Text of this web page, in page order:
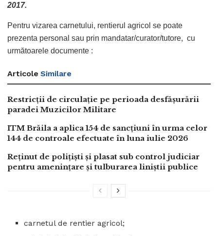
2017.
Pentru vizarea carnetului, rentierul agricol se poate
prezenta personal sau prin mandatar/curator/tutore, cu
următoarele documente :
Articole Similare
Restricții de circulație pe perioada desfășurării
paradei Muzicilor Militare
ITM Brăila a aplica 154 de sancțiuni în urma celor
144 de controale efectuate în luna iulie 2026
Reținut de polițiști și plasat sub control judiciar
pentru amenințare și tulburarea liniștii publice
carnetul de rentier agricol;